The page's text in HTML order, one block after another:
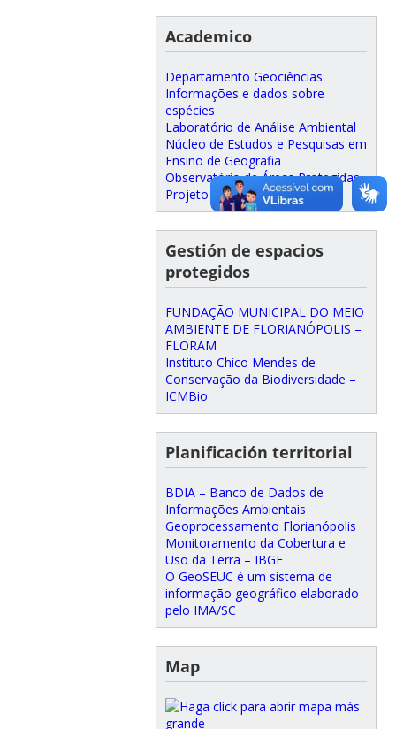
Academico
Departamento Geociências
Informações e dados sobre
espécies
Laboratório de Análise Ambiental
Núcleo de Estudos e Pesquisas em
Ensino de Geografia
Observatório de Áreas Protegidas
Projeto Bosque do CFH
Gestión de espacios
protegidos
FUNDAÇÃO MUNICIPAL DO MEIO
AMBIENTE DE FLORIANÓPOLIS –
FLORAM
Instituto Chico Mendes de
Conservação da Biodiversidade –
ICMBio
Planificación territorial
BDIA – Banco de Dados de
Informações Ambientais
Geoprocessamento Florianópolis
Monitoramento da Cobertura e
Uso da Terra – IBGE
O GeoSEUC é um sistema de
informação geográfico elaborado
pelo IMA/SC
Map